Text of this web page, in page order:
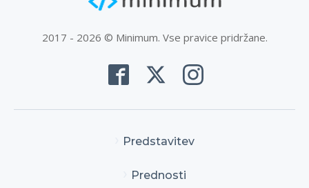
2017 - 2026 © Minimum. Vse pravice pridržane.
Predstavitev
Prednosti